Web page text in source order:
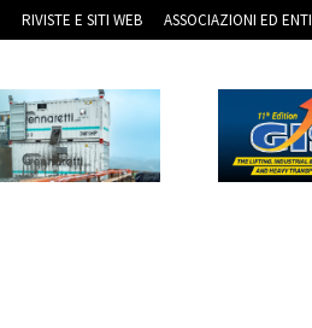
RIVISTE E SITI WEB ASSOCIAZIONI ED ENTI